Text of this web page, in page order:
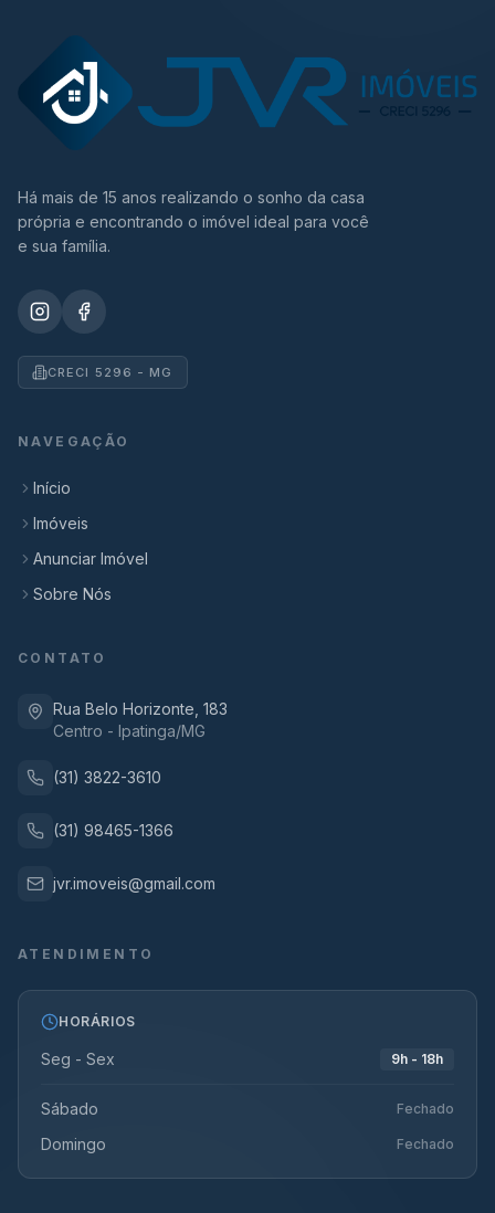
Há mais de 15 anos realizando o sonho da casa
própria e encontrando o imóvel ideal para você
e sua família.
CRECI 5296 - MG
NAVEGAÇÃO
Início
Imóveis
Anunciar Imóvel
Sobre Nós
CONTATO
Rua Belo Horizonte, 183
Centro - Ipatinga/MG
(31) 3822-3610
(31) 98465-1366
jvr.imoveis@gmail.com
ATENDIMENTO
HORÁRIOS
Seg - Sex 9h - 18h
Sábado Fechado
Domingo Fechado